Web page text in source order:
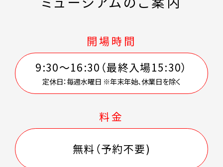
開場時間
9:30～16:30（最終入場15:30）
定休日：毎週水曜日 ※年末年始、休業日を除く
料金
無料（予約不要)